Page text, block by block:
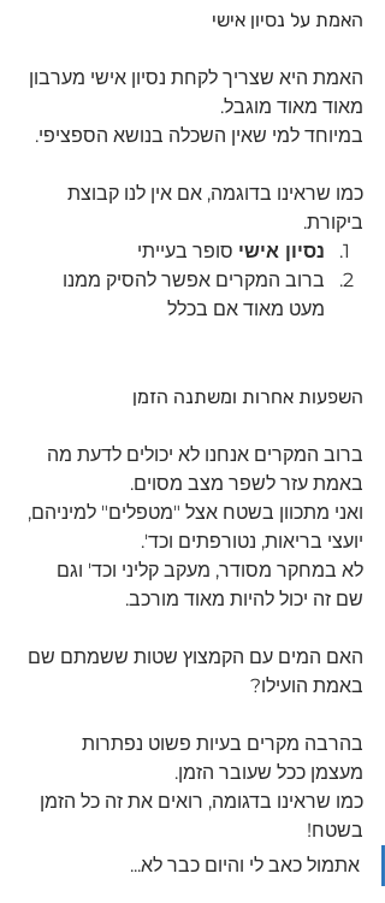
האמת על נסיון אישי
האמת היא שצריך לקחת נסיון אישי מערבון
מאוד מאוד מוגבל.
במיוחד למי שאין השכלה בנושא הספציפי.
כמו שראינו בדוגמה, אם אין לנו קבוצת
ביקורת.
נסיון אישי סופר בעייתי
ברוב המקרים אפשר להסיק ממנו
מעט מאוד אם בכלל
השפעות אחרות ומשתנה הזמן
ברוב המקרים אנחנו לא יכולים לדעת מה
באמת עזר לשפר מצב מסוים.
ואני מתכוון בשטח אצל "מטפלים" למיניהם,
יועצי בריאות, נטורפתים וכד'.
לא במחקר מסודר, מעקב קליני וכד' וגם
שם זה יכול להיות מאוד מורכב.
האם המים עם הקמצוץ שטות ששמתם שם
באמת הועילו?
בהרבה מקרים בעיות פשוט נפתרות
מעצמן ככל שעובר הזמן.
כמו שראינו בדגומה, רואים את זה כל הזמן
בשטח!
אתמול כאב לי והיום כבר לא...